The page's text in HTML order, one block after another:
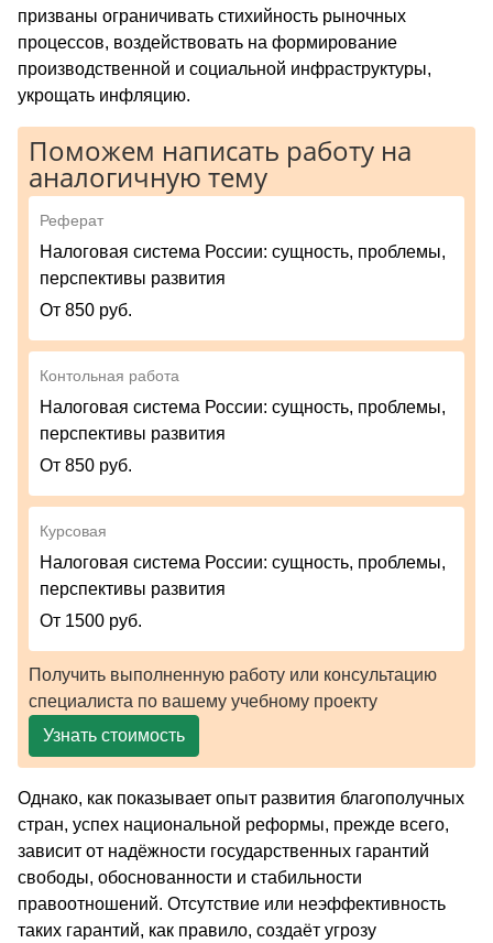
призваны ограничивать стихийность рыночных
процессов, воздействовать на формирование
производственной и социальной инфраструктуры,
укрощать инфляцию.
Поможем написать работу на
аналогичную тему
Реферат
Налоговая система России: сущность, проблемы,
перспективы развития
От 850 руб.
Контольная работа
Налоговая система России: сущность, проблемы,
перспективы развития
От 850 руб.
Курсовая
Налоговая система России: сущность, проблемы,
перспективы развития
От 1500 руб.
Получить выполненную работу или консультацию
специалиста по вашему учебному проекту
Узнать стоимость
Однако, как показывает опыт развития благополучных
стран, успех национальной реформы, прежде всего,
зависит от надёжности государственных гарантий
свободы, обоснованности и стабильности
правоотношений. Отсутствие или неэффективность
таких гарантий, как правило, создаёт угрозу